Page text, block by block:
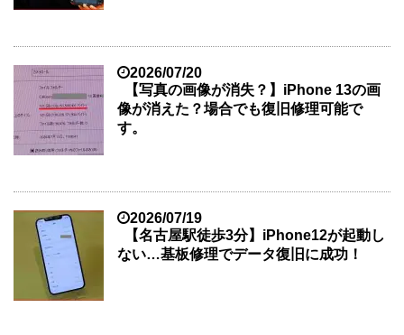
2026/07/20
【写真の画像が消失？】iPhone 13の画
像が消えた？場合でも復旧修理可能で
す。
2026/07/19
【名古屋駅徒歩3分】iPhone12が起動し
ない…基板修理でデータ復旧に成功！